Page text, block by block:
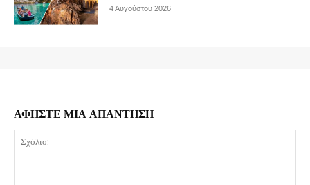
4 Αυγούστου 2026
ΑΦΗΣΤΕ ΜΙΑ ΑΠΑΝΤΗΣΗ